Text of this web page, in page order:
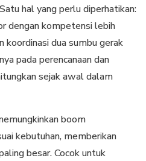
hal yang perlu diperhatikan:
dengan kompetensi lebih
dua sumbu gerak
pada perencanaan dan
sejak awal dalam
boom
kebutuhan, memberikan
besar. Cocok untuk